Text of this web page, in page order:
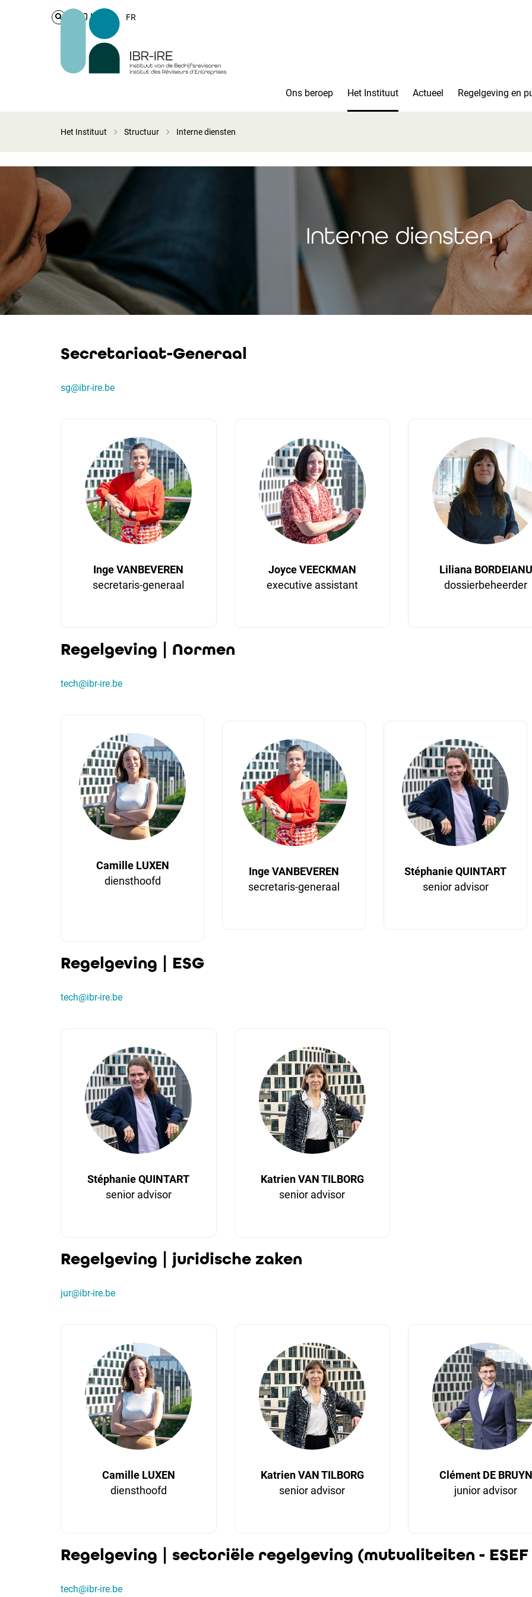
Login FR
Ons beroep Het Instituut Actueel Regelgeving en
Het Instituut Structuur Interne diensten
Interne diensten
Secretariaat-Generaal
sg@ibr-ire.be
Inge VANBEVEREN
secretaris-generaal
Joyce VEECKMAN
executive assistant
Liliana BORDEIANU
dossierbeheerder
Regelgeving | Normen
tech@ibr-ire.be
Camille LUXEN
diensthoofd
Inge VANBEVEREN
secretaris-generaal
Stéphanie QUINTART
senior advisor
Regelgeving | ESG
tech@ibr-ire.be
Stéphanie QUINTART
senior advisor
Katrien VAN TILBORG
senior advisor
Regelgeving | juridische zaken
jur@ibr-ire.be
Camille LUXEN
diensthoofd
Katrien VAN TILBORG
senior advisor
Clément DE BRUYN
junior advisor
Regelgeving | sectoriële regelgeving (mutualiteiten - ESEF
tech@ibr-ire.be